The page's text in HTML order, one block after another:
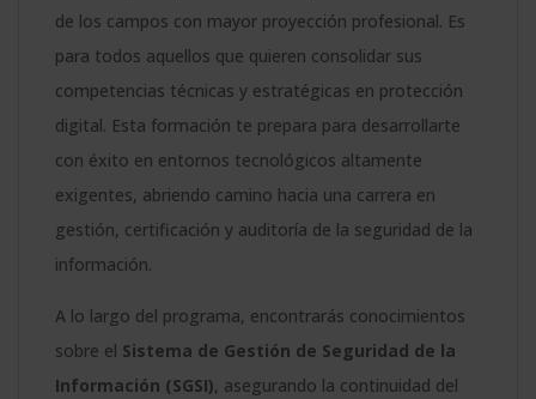
de los campos con mayor proyección profesional. Es
para todos aquellos que quieren consolidar sus
competencias técnicas y estratégicas en protección
digital. Esta formación te prepara para desarrollarte
con éxito en entornos tecnológicos altamente
exigentes, abriendo camino hacia una carrera en
gestión, certificación y auditoría de la seguridad de la
información.
A lo largo del programa, encontrarás conocimientos
sobre el Sistema de Gestión de Seguridad de la
Información (SGSI), asegurando la continuidad del